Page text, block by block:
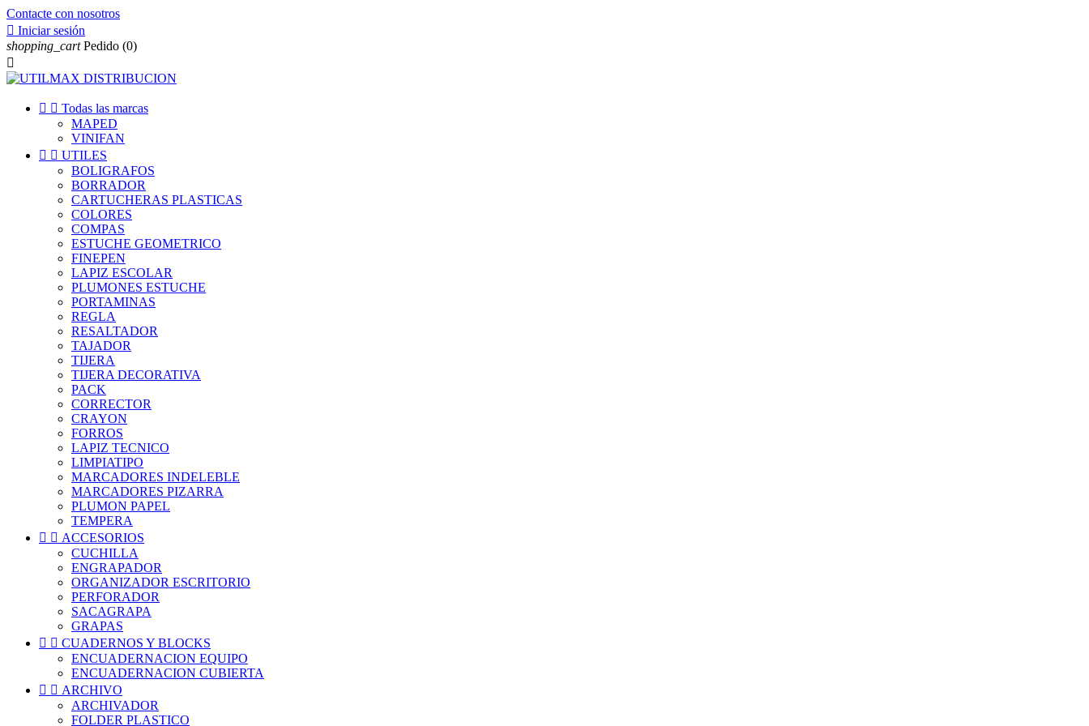
Contacte con nosotros
 Iniciar sesión
shopping_cart Pedido (0)

  Todas las marcas
MAPED
VINIFAN
  UTILES
BOLIGRAFOS
BORRADOR
CARTUCHERAS PLASTICAS
COLORES
COMPAS
ESTUCHE GEOMETRICO
FINEPEN
LAPIZ ESCOLAR
PLUMONES ESTUCHE
PORTAMINAS
REGLA
RESALTADOR
TAJADOR
TIJERA
TIJERA DECORATIVA
PACK
CORRECTOR
CRAYON
FORROS
LAPIZ TECNICO
LIMPIATIPO
MARCADORES INDELEBLE
MARCADORES PIZARRA
PLUMON PAPEL
TEMPERA
  ACCESORIOS
CUCHILLA
ENGRAPADOR
ORGANIZADOR ESCRITORIO
PERFORADOR
SACAGRAPA
GRAPAS
  CUADERNOS Y BLOCKS
ENCUADERNACION EQUIPO
ENCUADERNACION CUBIERTA
  ARCHIVO
ARCHIVADOR
FOLDER PLASTICO